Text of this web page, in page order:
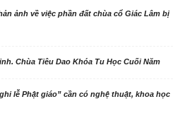
ảnh về việc phần đất chùa cổ Giác Lâm bị
Chùa Tiêu Dao Khóa Tu Học Cuối Năm
lễ Phật giáo” cần có nghệ thuật, khoa học